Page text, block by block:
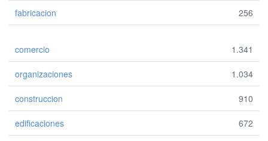
fabricacion 256
comercio 1.341
organizaciones 1.034
construccion 910
edificaciones 672